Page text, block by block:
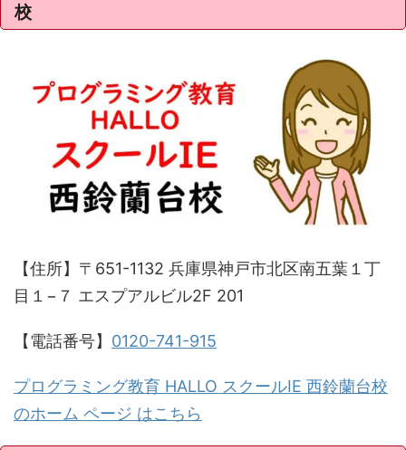
校
【住所】〒651-1132 兵庫県神戸市北区南五葉１丁
目１−７ エスプアルビル2F 201
【電話番号】 0120-741-915
プログラミング教育 HALLO スクールIE 西鈴蘭台校
のホーム ページ はこちら